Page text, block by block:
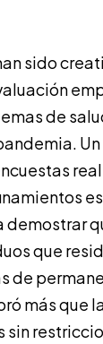
sido
de
demostrar
que
de
más que
sin